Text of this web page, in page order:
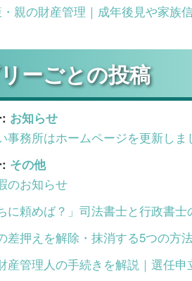
親の財産管理｜成年後見や家族
ーごとの投稿
お知らせ
事務所はホームページを更新しま
その他
のお知らせ
に頼めば？」司法書士と行政書
差押えを解除・抹消する5つの方
産管理人の手続きを解説｜選任